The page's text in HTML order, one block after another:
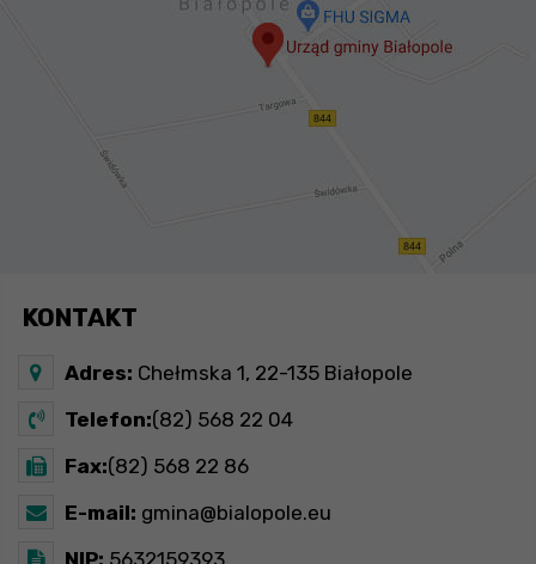
KONTAKT
Adres: Chełmska 1, 22-135 Białopole
Telefon:(82) 568 22 04
Fax:(82) 568 22 86
E-mail: gmina@bialopole.eu
NIP: 5632159393